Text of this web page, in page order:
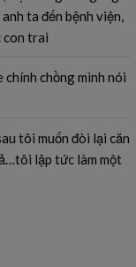
ta đến bệnh viện,
con trai
chồng mình nói
tôi muốn đòi lại căn
lập tức làm một